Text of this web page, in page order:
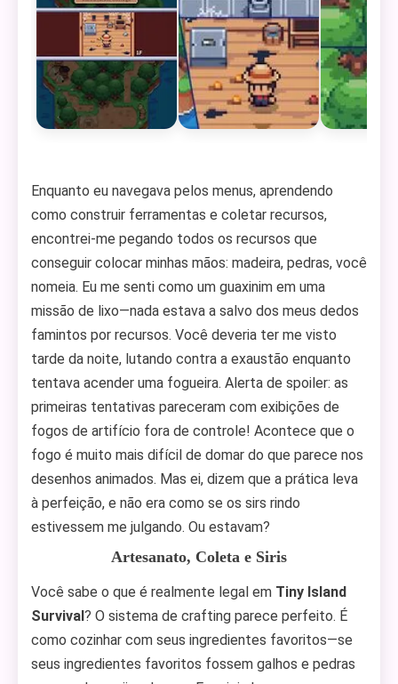
Enquanto eu navegava pelos menus, aprendendo
como construir ferramentas e coletar recursos,
encontrei-me pegando todos os recursos que
conseguir colocar minhas mãos: madeira, pedras, você
nomeia. Eu me senti como um guaxinim em uma
missão de lixo—nada estava a salvo dos meus dedos
famintos por recursos. Você deveria ter me visto
tarde da noite, lutando contra a exaustão enquanto
tentava acender uma fogueira. Alerta de spoiler: as
primeiras tentativas pareceram com exibições de
fogos de artifício fora de controle! Acontece que o
fogo é muito mais difícil de domar do que parece nos
desenhos animados. Mas ei, dizem que a prática leva
à perfeição, e não era como se os sirs rindo
estivessem me julgando. Ou estavam?
Artesanato, Coleta e Siris
Você sabe o que é realmente legal em Tiny Island
Survival? O sistema de crafting parece perfeito. É
como cozinhar com seus ingredientes favoritos—se
seus ingredientes favoritos fossem galhos e pedras